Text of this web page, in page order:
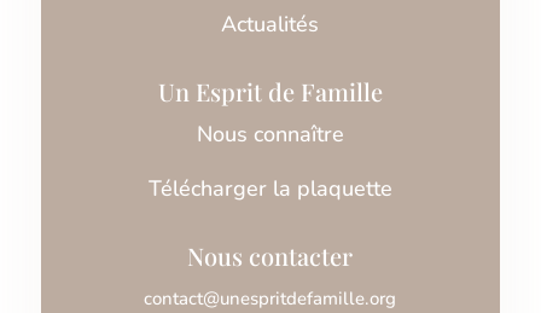
Actualités
Un Esprit de Famille
Nous connaître
Télécharger la plaquette
Nous contacter
contact@unespritdefamille.org